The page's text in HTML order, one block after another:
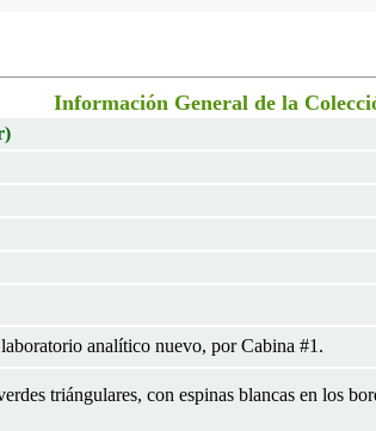
Información General de la
analítico nuevo, por Cabina #1.
triángulares, con espinas blancas en los